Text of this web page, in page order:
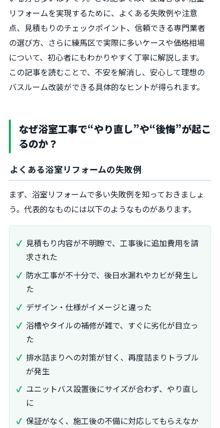
リフォームを実現するために、よくある失敗例や注意
点、見積もりのチェックポイント、信頼できる専門業者
の選び方、さらに練馬区で実際に多いケースや価格相場
について、初心者にもわかりやすく丁寧に解説します。
この記事を読むことで、不安を解消し、安心して理想の
バスルーム改装ができる具体的なヒントが得られます。
なぜ浴室工事で“やり直し”や“後悔”が起こ
るのか？
よくある浴室リフォームの失敗例
まず、浴室リフォームで多い失敗例を知っておきましょ
う。代表的なものには以下のようなものがあります。
見積もり内容が不明瞭で、工事後に追加費用を請
求された
防水工事が不十分で、後日水漏れやカビが発生し
た
デザイン・仕様がイメージと違った
浴槽やタイルの補修が雑で、すぐに劣化が目立っ
た
排水詰まりへの対策が甘く、再度詰まりトラブル
が発生
ユニットバス設置後にサイズが合わず、やり直し
に
保証がなく、施工後の不備に対応してもらえなか